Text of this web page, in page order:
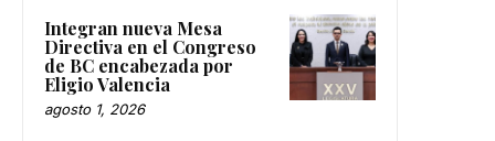
Integran nueva Mesa
Directiva en el Congreso
de BC encabezada por
Eligio Valencia
agosto 1, 2026